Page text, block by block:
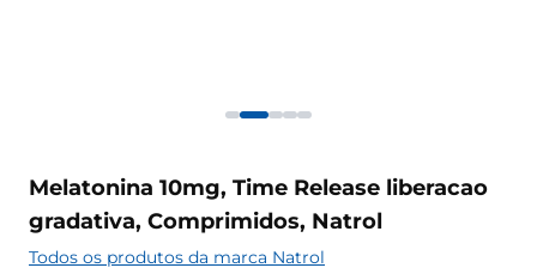
Melatonina 10mg, Time Release liberacao
gradativa, Comprimidos, Natrol
Todos os produtos da marca Natrol